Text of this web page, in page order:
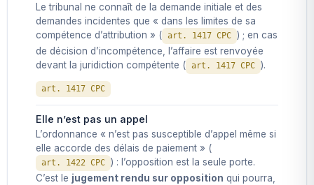
Le tribunal ne connaît de la demande initiale et des
demandes incidentes que « dans les limites de sa
compétence d’attribution » ( art. 1417 CPC ) ; en cas
de décision d’incompétence, l’affaire est renvoyée
devant la juridiction compétente ( art. 1417 CPC ).
art. 1417 CPC
Elle n’est pas un appel
L’ordonnance « n’est pas susceptible d’appel même si
elle accorde des délais de paiement » (
art. 1422 CPC ) : l’opposition est la seule porte.
C’est le jugement rendu sur opposition qui pourra,